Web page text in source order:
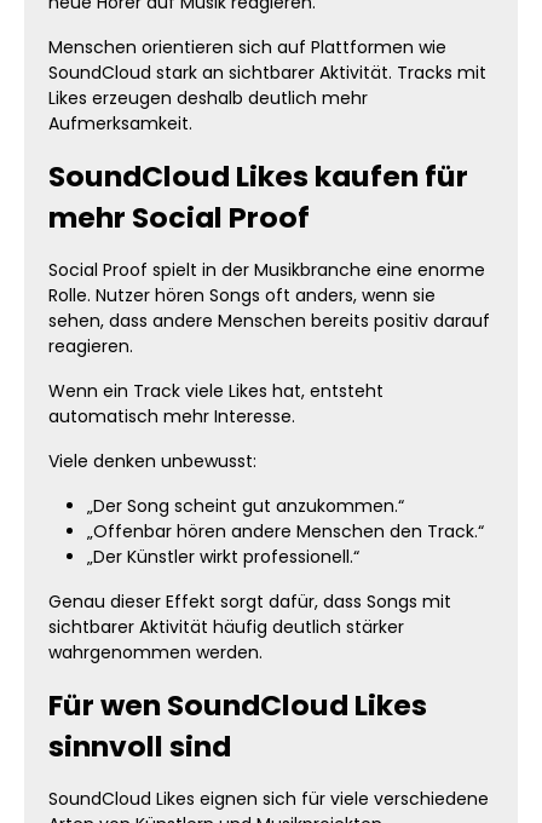
Menschen orientieren sich auf Plattformen wie
SoundCloud stark an sichtbarer Aktivität. Tracks mit
Likes erzeugen deshalb deutlich mehr
Aufmerksamkeit.
SoundCloud Likes kaufen für
mehr Social Proof
Social Proof spielt in der Musikbranche eine enorme
Rolle. Nutzer hören Songs oft anders, wenn sie
sehen, dass andere Menschen bereits positiv darauf
reagieren.
Wenn ein Track viele Likes hat, entsteht
automatisch mehr Interesse.
Viele denken unbewusst:
„Der Song scheint gut anzukommen.“
„Offenbar hören andere Menschen den Track.“
„Der Künstler wirkt professionell.“
Genau dieser Effekt sorgt dafür, dass Songs mit
sichtbarer Aktivität häufig deutlich stärker
wahrgenommen werden.
Für wen SoundCloud Likes
sinnvoll sind
SoundCloud Likes eignen sich für viele verschiedene